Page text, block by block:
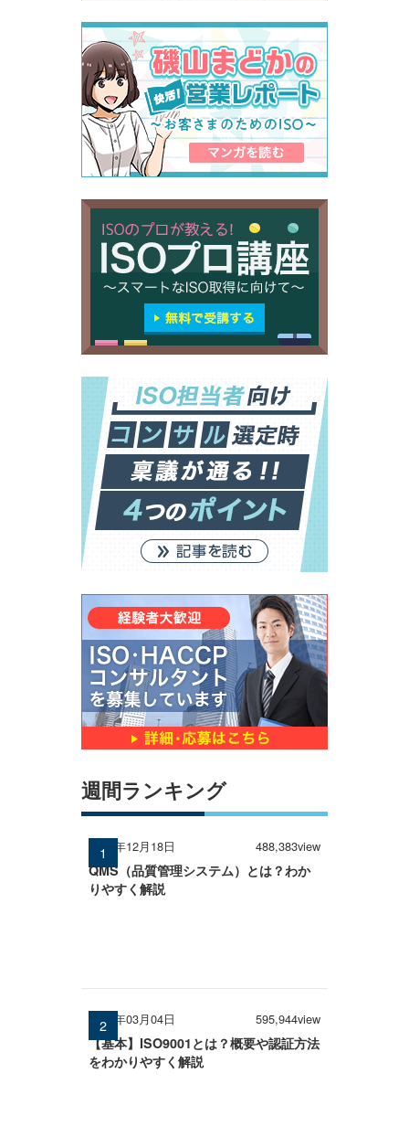
週間ランキング
2024年12月18日 488,383view
QMS（品質管理システム）とは？わか
りやすく解説
2026年03月04日 595,944view
【基本】ISO9001とは？概要や認証方法
をわかりやすく解説